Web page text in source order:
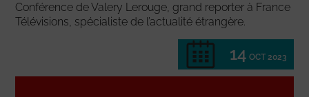
Conférence de Valery Lerouge, grand reporter à France
Télévisions, spécialiste de l’actualité étrangère.
14 OCT 2023